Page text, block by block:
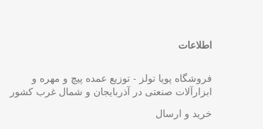
اطلاعات
فروشگاه پویا تولز - توزیع عمده پیچ و مهره و
ابزارآلات صنعتی در آذربایجان و شمال غرب کشور
خرید و ارسال